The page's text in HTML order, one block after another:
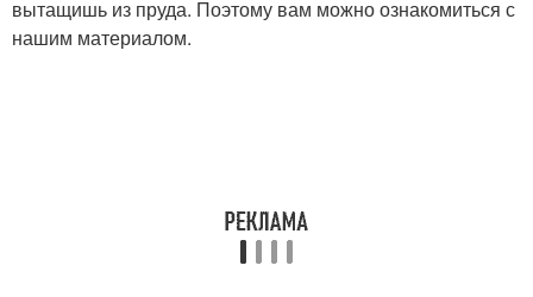
вытащишь из пруда. Поэтому вам можно ознакомиться с
нашим материалом.